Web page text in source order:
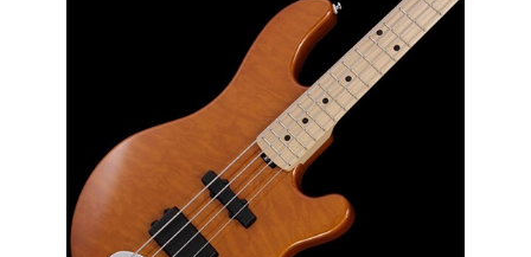
ウクレレ
パーカッション
キーボード